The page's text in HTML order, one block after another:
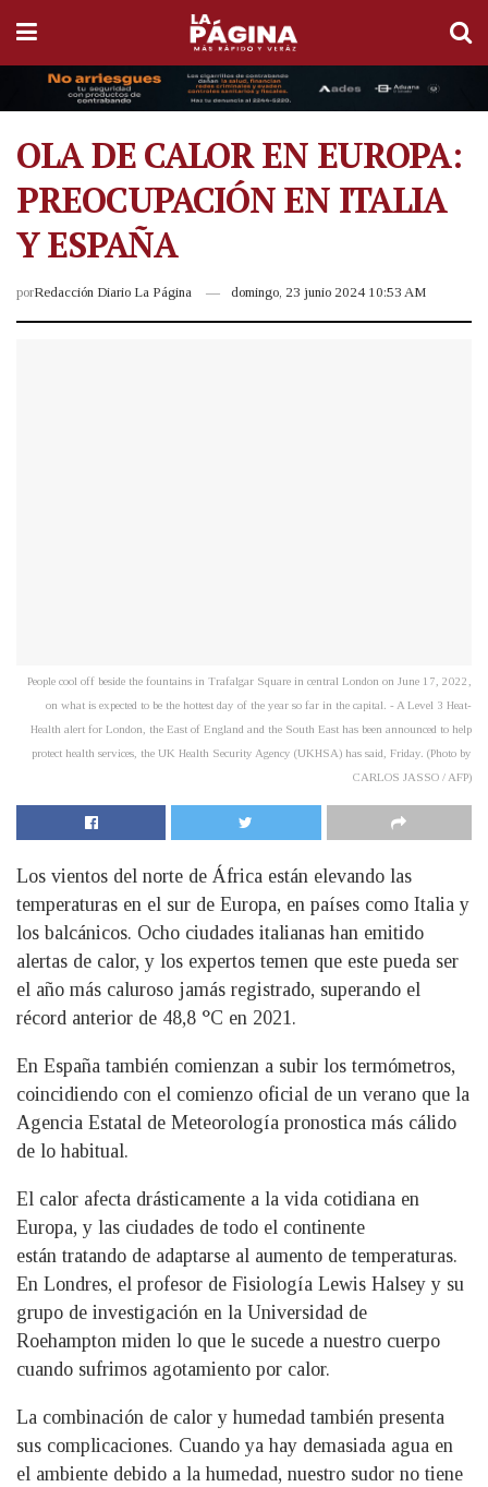
OLA DE CALOR EN EUROPA:
PREOCUPACIÓN EN ITALIA
Y ESPAÑA
porRedacción Diario La Página domingo, 23 junio 2024 10:53 AM
People cool off beside the fountains in Trafalgar Square in central London on June 17, 2022,
on what is expected to be the hottest day of the year so far in the capital. - A Level 3 Heat-
Health alert for London, the East of England and the South East has been announced to help
protect health services, the UK Health Security Agency (UKHSA) has said, Friday. (Photo by
CARLOS JASSO / AFP)
Los vientos del norte de África están elevando las
temperaturas en el sur de Europa, en países como Italia y
los balcánicos. Ocho ciudades italianas han emitido
alertas de calor, y los expertos temen que este pueda ser
el año más caluroso jamás registrado, superando el
récord anterior de 48,8 °C en 2021.
En España también comienzan a subir los termómetros,
coincidiendo con el comienzo oficial de un verano que la
Agencia Estatal de Meteorología pronostica más cálido
de lo habitual.
El calor afecta drásticamente a la vida cotidiana en
Europa, y las ciudades de todo el continente
están tratando de adaptarse al aumento de temperaturas.
En Londres, el profesor de Fisiología Lewis Halsey y su
grupo de investigación en la Universidad de
Roehampton miden lo que le sucede a nuestro cuerpo
cuando sufrimos agotamiento por calor.
La combinación de calor y humedad también presenta
sus complicaciones. Cuando ya hay demasiada agua en
el ambiente debido a la humedad, nuestro sudor no tiene